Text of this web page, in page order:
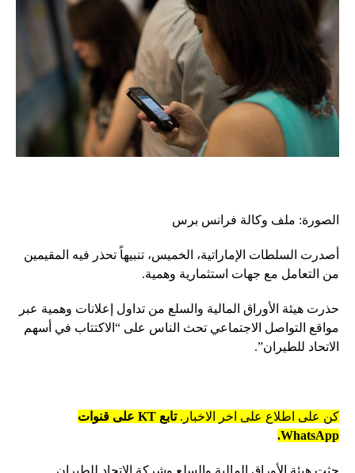
الصورة: ملف وكالة فرانس برس
أصدرت السلطات الإماراتية، الخميس، تنبيهاً تحذر فيه المقيمين
من التعامل مع جهات استثمارية وهمية.
حذرت هيئة الأوراق المالية والسلع من تداول إعلانات وهمية عبر
مواقع التواصل الاجتماعي تحث الناس على “الاكتتاب في أسهم
الاتحاد للطيران”.
كن على اطلاع على اخر الاخبار.
تابع KT على قنوات
WhatsApp.